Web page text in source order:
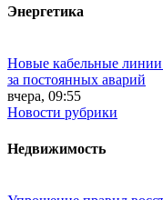
Энергетика
Новые кабельные линии
за постоянных аварий
вчера, 09:55
Новости рубрики
Недвижимость